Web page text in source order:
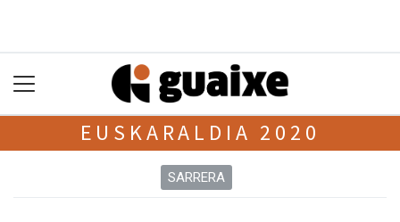
EUSKARALDIA 2020
SARRERA